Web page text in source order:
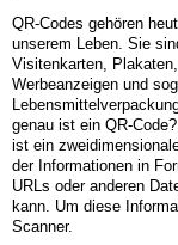
QR-Codes gehören
unserem Leben. Sie
Visitenkarten, Plakaten,
Werbeanzeigen und
genau ist ein QR-
ist ein
der Informationen in
URLs oder anderen
kann. Um diese
Scanner.